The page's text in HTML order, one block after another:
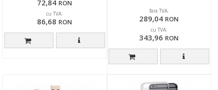
72,84 RON
cu TVA:
86,68 RON
fara TVA:
289,04 RON
cu TVA:
343,96 RON